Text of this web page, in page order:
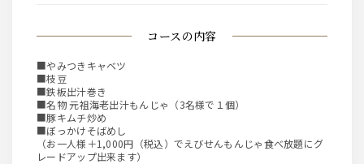
コースの内容
■やみつきキャベツ
■枝豆
■鉄板出汁巻き
■名物 元祖海老出汁もんじゃ（3名様で１個）
■豚キムチ炒め
■ぼっかけそばめし
（お一人様＋1,000円（税込）でえびせんもんじゃ食べ放題にグ
レードアップ出来ます）